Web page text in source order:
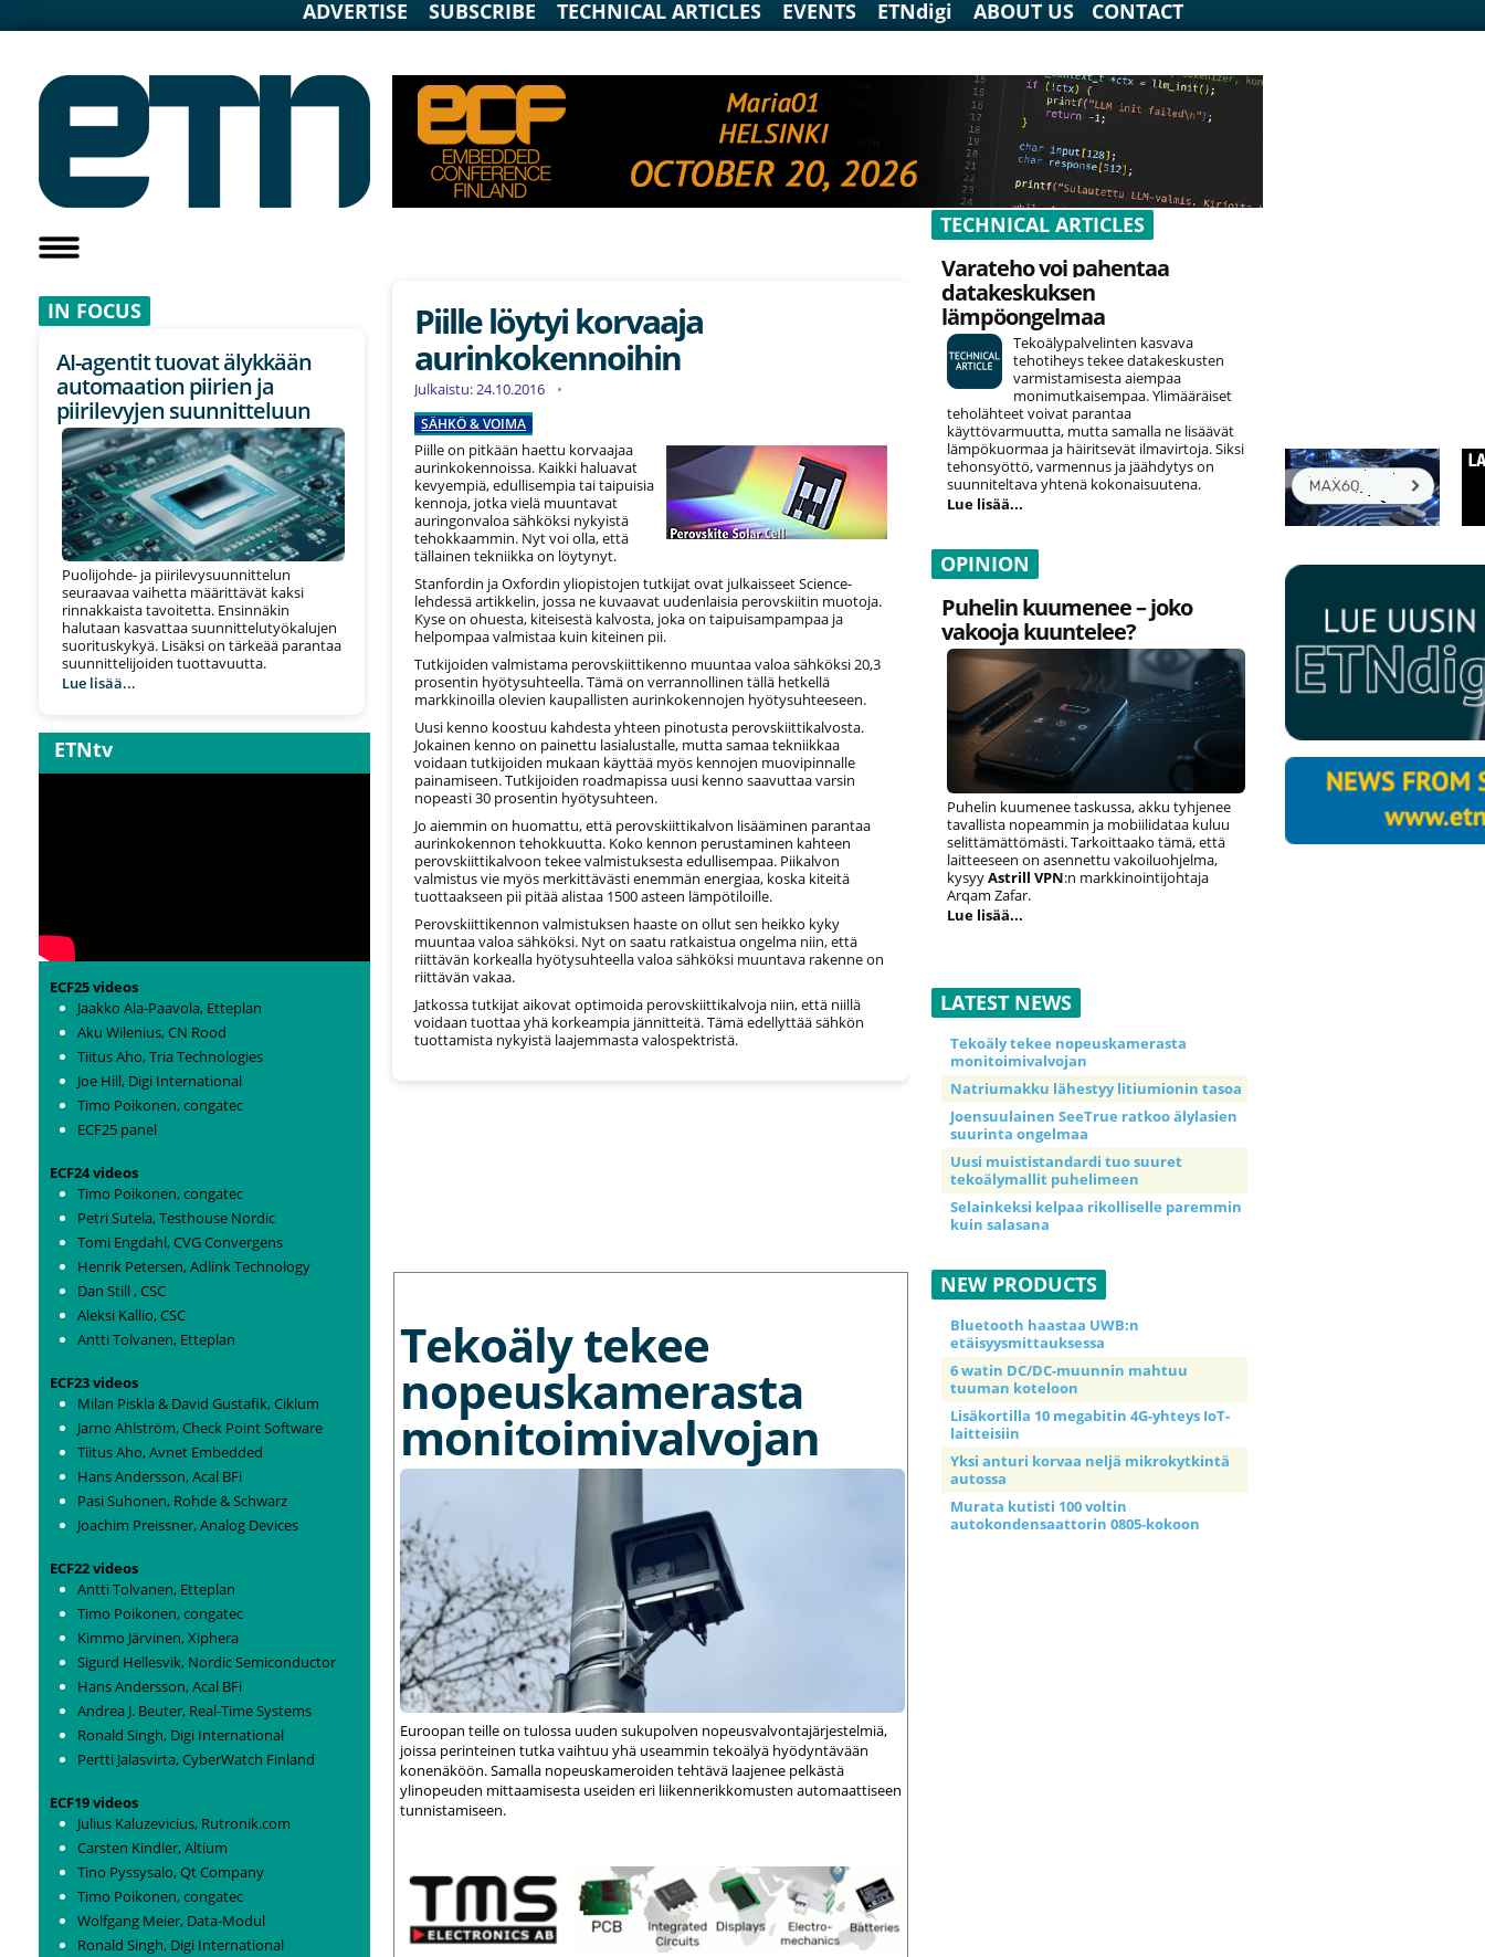
ADVERTISE SUBSCRIBE TECHNICAL ARTICLES EVENTS ETNdigi ABOUT US CONTACT
IN FOCUS
AI-agentit tuovat älykkään
automaation piirien ja
piirilevyjen suunnitteluun
Puolijohde- ja piirilevysuunnittelun
seuraavaa vaihetta määrittävät kaksi
rinnakkaista tavoitetta. Ensinnäkin
halutaan kasvattaa suunnittelutyökalujen
suorituskykyä. Lisäksi on tärkeää parantaa
suunnittelijoiden tuottavuutta.
Lue lisää...
ETNtv
ECF25 videos
Jaakko Ala-Paavola, Etteplan
Aku Wilenius, CN Rood
Tiitus Aho, Tria Technologies
Joe Hill, Digi International
Timo Poikonen, congatec
ECF25 panel
ECF24 videos
Timo Poikonen, congatec
Petri Sutela, Testhouse Nordic
Tomi Engdahl, CVG Convergens
Henrik Petersen, Adlink Technology
Dan Still , CSC
Aleksi Kallio, CSC
Antti Tolvanen, Etteplan
ECF23 videos
Milan Piskla & David Gustafik, Ciklum
Jarno Ahlström, Check Point Software
Tiitus Aho, Avnet Embedded
Hans Andersson, Acal BFi
Pasi Suhonen, Rohde & Schwarz
Joachim Preissner, Analog Devices
ECF22 videos
Antti Tolvanen, Etteplan
Timo Poikonen, congatec
Kimmo Järvinen, Xiphera
Sigurd Hellesvik, Nordic Semiconductor
Hans Andersson, Acal BFi
Andrea J. Beuter, Real-Time Systems
Ronald Singh, Digi International
Pertti Jalasvirta, CyberWatch Finland
ECF19 videos
Julius Kaluzevicius, Rutronik.com
Carsten Kindler, Altium
Tino Pyssysalo, Qt Company
Timo Poikonen, congatec
Wolfgang Meier, Data-Modul
Ronald Singh, Digi International
Piille löytyi korvaaja
aurinkokennoihin
Julkaistu: 24.10.2016
SÄHKÖ & VOIMA
Piille on pitkään haettu korvaajaa
aurinkokennoissa. Kaikki haluavat
kevyempiä, edullisempia tai taipuisia
kennoja, jotka vielä muuntavat
auringonvaloa sähköksi nykyistä
tehokkaammin. Nyt voi olla, että
tällainen tekniikka on löytynyt.
Stanfordin ja Oxfordin yliopistojen tutkijat ovat julkaisseet Science-
lehdessä artikkelin, jossa ne kuvaavat uudenlaisia perovskiitin muotoja.
Kyse on ohuesta, kiteisestä kalvosta, joka on taipuisampampaa ja
helpompaa valmistaa kuin kiteinen pii.
Tutkijoiden valmistama perovskiittikenno muuntaa valoa sähköksi 20,3
prosentin hyötysuhteella. Tämä on verrannollinen tällä hetkellä
markkinoilla olevien kaupallisten aurinkokennojen hyötysuhteeseen.
Uusi kenno koostuu kahdesta yhteen pinotusta perovskiittikalvosta.
Jokainen kenno on painettu lasialustalle, mutta samaa tekniikkaa
voidaan tutkijoiden mukaan käyttää myös kennojen muovipinnalle
painamiseen. Tutkijoiden roadmapissa uusi kenno saavuttaa varsin
nopeasti 30 prosentin hyötysuhteen.
Jo aiemmin on huomattu, että perovskiittikalvon lisääminen parantaa
aurinkokennon tehokkuutta. Koko kennon perustaminen kahteen
perovskiittikalvoon tekee valmistuksesta edullisempaa. Piikalvon
valmistus vie myös merkittävästi enemmän energiaa, koska kiteitä
tuottaakseen pii pitää alistaa 1500 asteen lämpötiloille.
Perovskiittikennon valmistuksen haaste on ollut sen heikko kyky
muuntaa valoa sähköksi. Nyt on saatu ratkaistua ongelma niin, että
riittävän korkealla hyötysuhteella valoa sähköksi muuntava rakenne on
riittävän vakaa.
Jatkossa tutkijat aikovat optimoida perovskiittikalvoja niin, että niillä
voidaan tuottaa yhä korkeampia jännitteitä. Tämä edellyttää sähkön
tuottamista nykyistä laajemmasta valospektristä.
Tekoäly tekee
nopeuskamerasta
monitoimivalvojan
Euroopan teille on tulossa uuden sukupolven nopeusvalvontajärjestelmiä,
joissa perinteinen tutka vaihtuu yhä useammin tekoälyä hyödyntävään
konenäköön. Samalla nopeuskameroiden tehtävä laajenee pelkästä
ylinopeuden mittaamisesta useiden eri liikennerikkomusten automaattiseen
tunnistamiseen.
TECHNICAL ARTICLES
Varateho voi pahentaa
datakeskuksen
lämpöongelmaa
Tekoälypalvelinten kasvava
tehotiheys tekee datakeskusten
varmistamisesta aiempaa
monimutkaisempaa. Ylimääräiset
teholähteet voivat parantaa
käyttövarmuutta, mutta samalla ne lisäävät
lämpökuormaa ja häiritsevät ilmavirtoja. Siksi
tehonsyöttö, varmennus ja jäähdytys on
suunniteltava yhtenä kokonaisuutena.
Lue lisää...
OPINION
Puhelin kuumenee – joko
vakooja kuuntelee?
Puhelin kuumenee taskussa, akku tyhjenee
tavallista nopeammin ja mobiilidataa kuluu
selittämättömästi. Tarkoittaako tämä, että
laitteeseen on asennettu vakoiluohjelma,
kysyyAstrill VPN:n markkinointijohtaja
Arqam Zafar.
Lue lisää...
LATEST NEWS
Tekoäly tekee nopeuskamerasta
monitoimivalvojan
Natriumakku lähestyy litiumionin tasoa
Joensuulainen SeeTrue ratkoo älylasien
suurinta ongelmaa
Uusi muististandardi tuo suuret
tekoälymallit puhelimeen
Selainkeksi kelpaa rikolliselle paremmin
kuin salasana
NEW PRODUCTS
Bluetooth haastaa UWB:n
etäisyysmittauksessa
6 watin DC/DC-muunnin mahtuu
tuuman koteloon
Lisäkortilla 10 megabitin 4G-yhteys IoT-
laitteisiin
Yksi anturi korvaa neljä mikrokytkintä
autossa
Murata kutisti 100 voltin
autokondensaattorin 0805-kokoon